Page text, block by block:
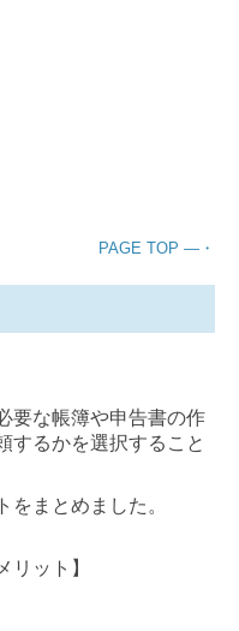
PAGE TOP ―・
要な帳簿や申告書の作
するかを選択すること
まとめました。
リット】